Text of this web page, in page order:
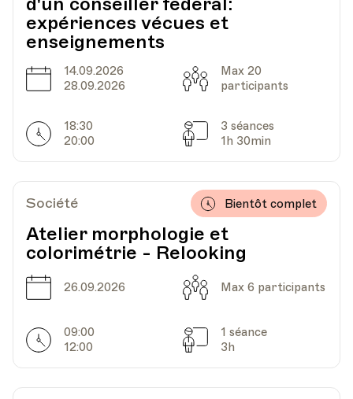
expériences vécues et
enseignements
Date
14.09.2026
28.09.2026
Capacité
Max 20
participants
Horarires
18:30
20:00
Séances
3 séances
1h 30min
Société
Atelier morphologie et
colorimétrie - Relooking
Bientôt complet
Date
26.09.2026 Capacité
Max 6 participants
Horarires
09:00
12:00
Séances
1 séance
3h